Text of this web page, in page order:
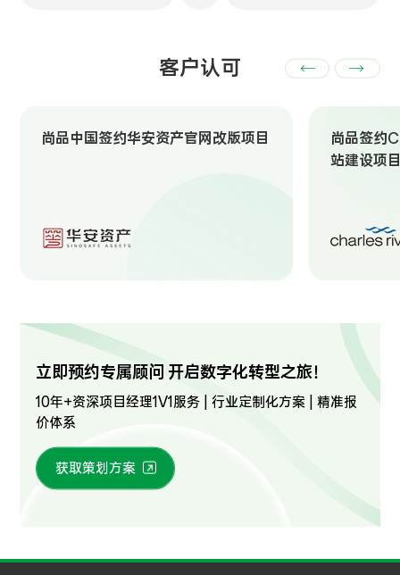
客户认可
尚品中国签约华安资产官网改版项目
尚品签约
站建设项
立即预约专属顾问 开启数字化转型之旅！
10年+资深项目经理1V1服务 | 行业定制化方案 | 精准报
价体系
获取策划方案